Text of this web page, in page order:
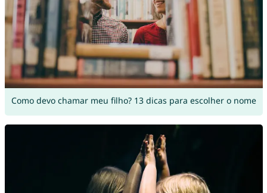
Como devo chamar meu filho? 13 dicas para escolher o nome